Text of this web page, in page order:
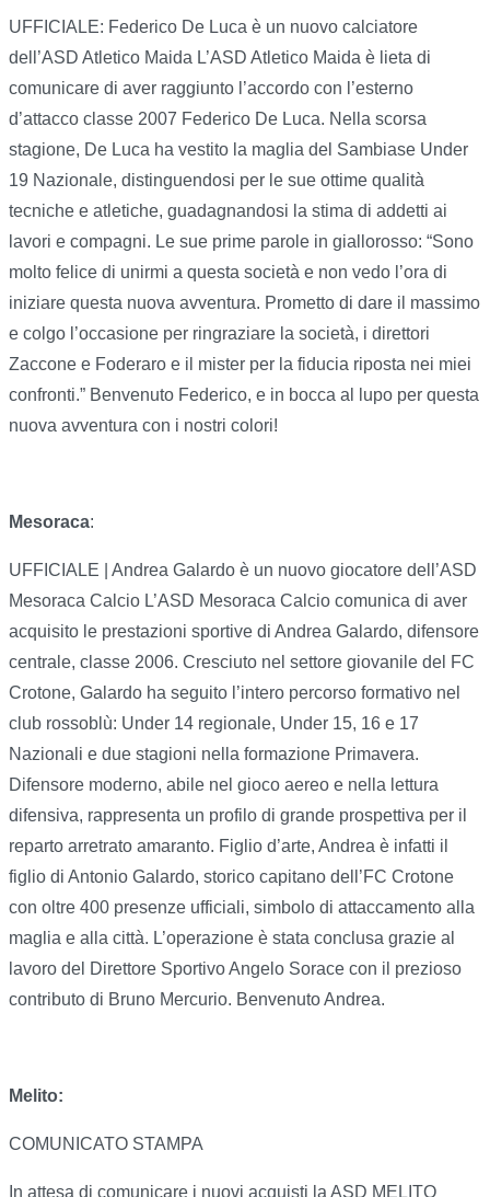
UFFICIALE: Federico De Luca è un nuovo calciatore
dell’ASD Atletico Maida L’ASD Atletico Maida è lieta di
comunicare di aver raggiunto l’accordo con l’esterno
d’attacco classe 2007 Federico De Luca. Nella scorsa
stagione, De Luca ha vestito la maglia del Sambiase Under
19 Nazionale, distinguendosi per le sue ottime qualità
tecniche e atletiche, guadagnandosi la stima di addetti ai
lavori e compagni. Le sue prime parole in giallorosso: “Sono
molto felice di unirmi a questa società e non vedo l’ora di
iniziare questa nuova avventura. Prometto di dare il massimo
e colgo l’occasione per ringraziare la società, i direttori
Zaccone e Foderaro e il mister per la fiducia riposta nei miei
confronti.” Benvenuto Federico, e in bocca al lupo per questa
nuova avventura con i nostri colori!
Mesoraca:
UFFICIALE | Andrea Galardo è un nuovo giocatore dell’ASD
Mesoraca Calcio L’ASD Mesoraca Calcio comunica di aver
acquisito le prestazioni sportive di Andrea Galardo, difensore
centrale, classe 2006. Cresciuto nel settore giovanile del FC
Crotone, Galardo ha seguito l’intero percorso formativo nel
club rossoblù: Under 14 regionale, Under 15, 16 e 17
Nazionali e due stagioni nella formazione Primavera.
Difensore moderno, abile nel gioco aereo e nella lettura
difensiva, rappresenta un profilo di grande prospettiva per il
reparto arretrato amaranto. Figlio d’arte, Andrea è infatti il
figlio di Antonio Galardo, storico capitano dell’FC Crotone
con oltre 400 presenze ufficiali, simbolo di attaccamento alla
maglia e alla città. L’operazione è stata conclusa grazie al
lavoro del Direttore Sportivo Angelo Sorace con il prezioso
contributo di Bruno Mercurio. Benvenuto Andrea.
Melito:
COMUNICATO STAMPA
In attesa di comunicare i nuovi acquisti la ASD MELITO